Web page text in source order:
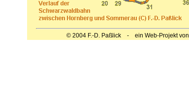
© 2004 F.-D. Paßlick - ein Web-Projekt von